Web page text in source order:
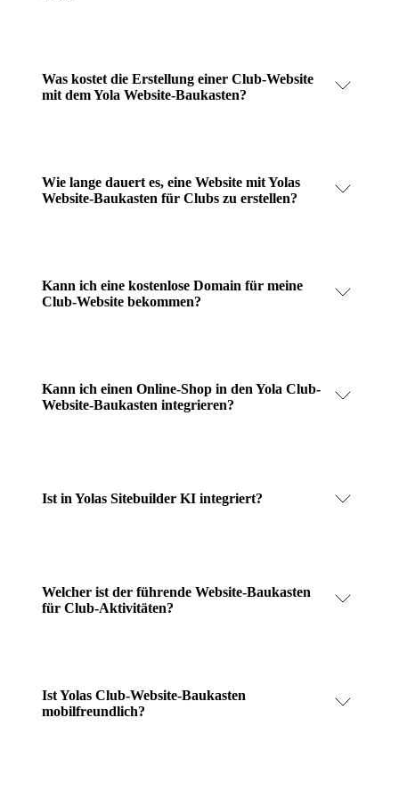
Was kostet die Erstellung einer Club-Website
mit dem Yola Website-Baukasten?
Wie lange dauert es, eine Website mit Yolas
Website-Baukasten für Clubs zu erstellen?
Kann ich eine kostenlose Domain für meine
Club-Website bekommen?
Kann ich einen Online-Shop in den Yola Club-
Website-Baukasten integrieren?
Ist in Yolas Sitebuilder KI integriert?
Welcher ist der führende Website-Baukasten
für Club-Aktivitäten?
Ist Yolas Club-Website-Baukasten
mobilfreundlich?